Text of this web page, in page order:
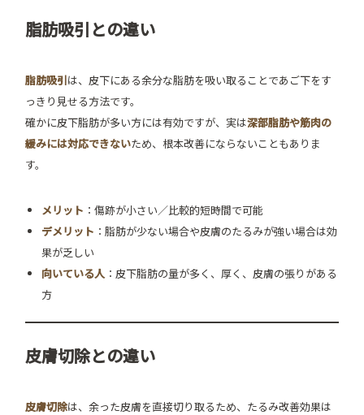
脂肪吸引との違い
脂肪吸引は、皮下にある余分な脂肪を吸い取ることであご下をす
っきり見せる方法です。
確かに皮下脂肪が多い方には有効ですが、実は深部脂肪や筋肉の
緩みには対応できないため、根本改善にならないこともありま
す。
メリット ：傷跡が小さい／比較的短時間で可能
デメリット ：脂肪が少ない場合や皮膚のたるみが強い場合は効
果が乏しい
向いている人：皮下脂肪の量が多く、厚く、皮膚の張りがある
方
皮膚切除との違い
皮膚切除は、余った皮膚を直接切り取るため、たるみ改善効果は